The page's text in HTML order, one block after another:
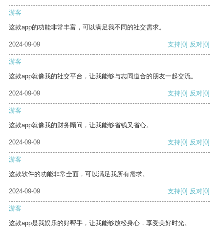
游客
这款app的功能非常丰富，可以满足我不同的社交需求。
2024-09-09 支持[0] 反对[0]
游客
这款app就像我的社交平台，让我能够与志同道合的朋友一起交流。
2024-09-09 支持[0] 反对[0]
游客
这款app就像我的财务顾问，让我能够省钱又省心。
2024-09-09 支持[0] 反对[0]
游客
这款软件的功能非常全面，可以满足我所有需求。
2024-09-09 支持[0] 反对[0]
游客
这款app是我娱乐的好帮手，让我能够放松身心，享受美好时光。